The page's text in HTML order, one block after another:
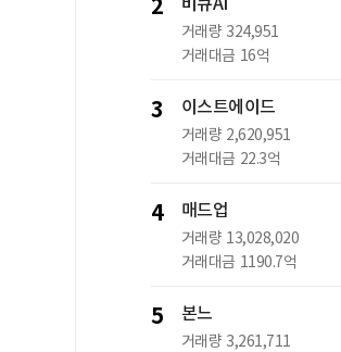
2
거래량 324,951
거래대금 16억
3 이스트에이드
거래량 2,620,951
거래대금 22.3억
4 매드업
거래량 13,028,020
거래대금 1190.7억
5 본느
거래량 3,261,711